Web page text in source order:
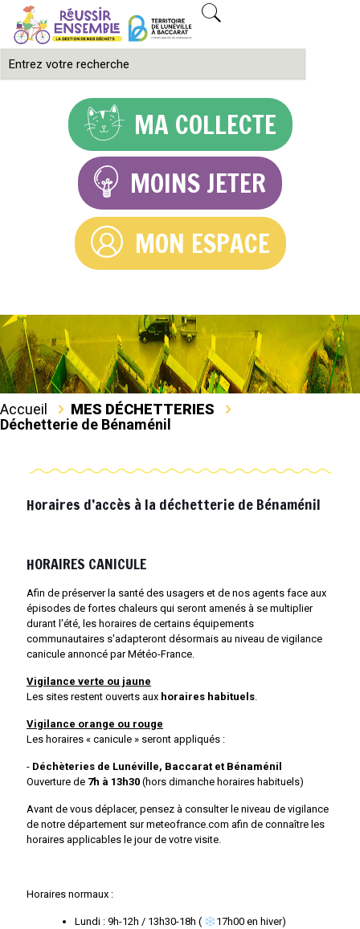
MA COLLECTE
MOINS JETER
MON ESPACE
Accueil
MES DÉCHETTERIES
Déchetterie de Bénaménil
Horaires d’accès à la déchetterie de Bénaménil
HORAIRES CANICULE
Afin de préserver la santé des usagers et de nos agents face aux
épisodes de fortes chaleurs qui seront amenés à se multiplier
durant l'été, les horaires de certains équipements
communautaires s'adapteront désormais au niveau de vigilance
canicule annoncé par Météo-France.
Vigilance verte ou jaune
Les sites restent ouverts aux horaires habituels.
Vigilance orange ou rouge
Les horaires « canicule » seront appliqués :
- Déchèteries de Lunéville, Baccarat et Bénaménil
Ouverture de 7h à 13h30 (hors dimanche horaires habituels)
Avant de vous déplacer, pensez à consulter le niveau de vigilance
de notre département sur meteofrance.com afin de connaître les
horaires applicables le jour de votre visite.
Horaires normaux :
Lundi : 9h-12h / 13h30-18h (
17h00 en hiver)